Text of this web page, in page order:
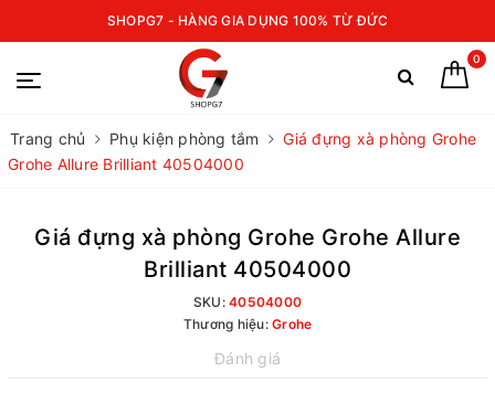
SHOPG7 - HÀNG GIA DỤNG 100% TỪ ĐỨC
0
Trang chủ Phụ kiện phòng tắm
Giá đựng xà phòng Grohe
Grohe Allure Brilliant 40504000
Giá đựng xà phòng Grohe Grohe Allure
Brilliant 40504000
SKU:40504000
Thương hiệu: Grohe
Đánh giá